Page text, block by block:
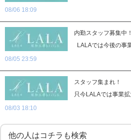
待遇
無料駐車場あり
家賃補助あり
こだわり
08/06 18:09
内勤スタッフ募集中！
08/05 23:59
スタッフ集まれ！
08/03 18:10
他の人はコチラも検索